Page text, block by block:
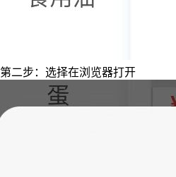
第二步：选择在浏览器打开